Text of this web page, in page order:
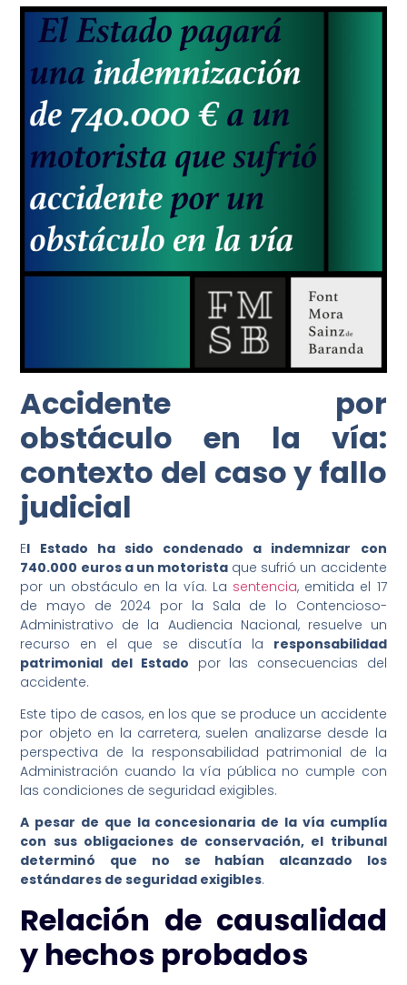
Accidente por
obstáculo en la vía:
contexto del caso y fallo
judicial
El Estado ha sido condenado a indemnizar con
740.000 euros a un motorista que sufrió un accidente
por un obstáculo en la vía. La sentencia, emitida el 17
de mayo de 2024 por la Sala de lo Contencioso-
Administrativo de la Audiencia Nacional, resuelve un
recurso en el que se discutía la responsabilidad
patrimonial del Estado por las consecuencias del
accidente.
Este tipo de casos, en los que se produce un accidente
por objeto en la carretera, suelen analizarse desde la
perspectiva de la responsabilidad patrimonial de la
Administración cuando la vía pública no cumple con
las condiciones de seguridad exigibles.
A pesar de que la concesionaria de la vía cumplía
con sus obligaciones de conservación, el tribunal
determinó que no se habían alcanzado los
estándares de seguridad exigibles.
Relación de causalidad
y hechos probados